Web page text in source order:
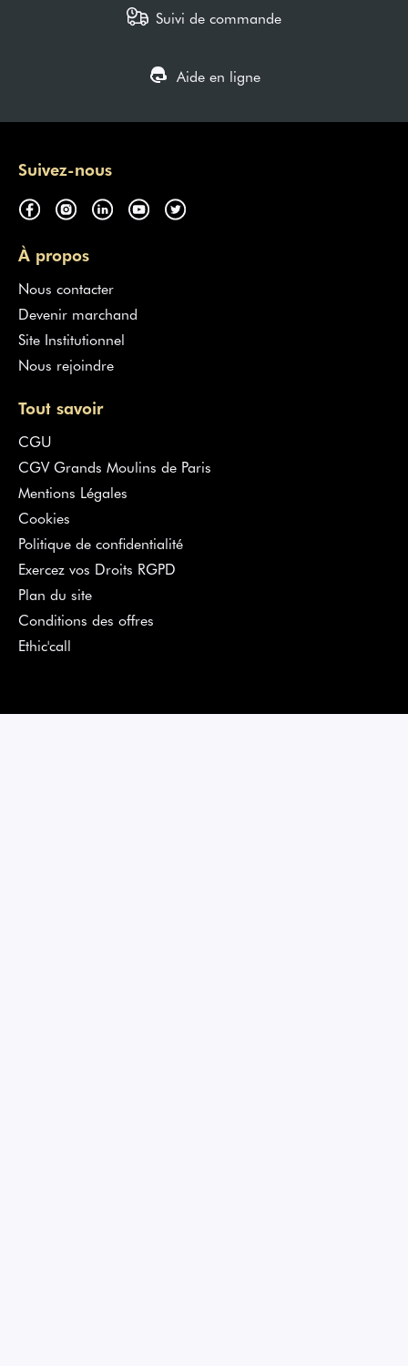
Suivi de commande
Aide en ligne
Suivez-nous
À propos
Nous contacter
Devenir marchand
Site Institutionnel
Nous rejoindre
Tout savoir
CGU
CGV Grands Moulins de Paris
Mentions Légales
Cookies
Politique de confidentialité
Exercez vos Droits RGPD
Plan du site
Conditions des offres
Ethic'call